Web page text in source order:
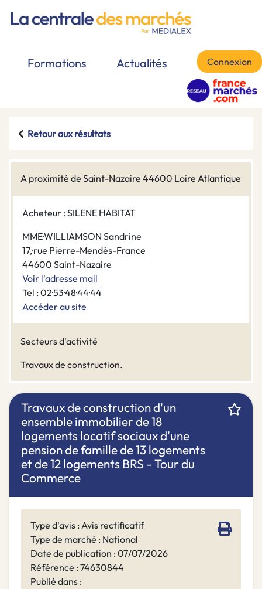
Formations Actualités Connexion
Retour aux résultats
A proximité de Saint-Nazaire 44600 Loire Atlantique
Acheteur : SILENE HABITAT
MME·WILLIAMSON Sandrine
17,·rue Pierre-Mendès-France
44600 Saint-Nazaire
Voir l'adresse mail
Tel : 02·53·48·44·44
Accéder au site
Secteurs d'activité
Travaux de construction.
Travaux de construction d'un
ensemble immobilier de 18
logements locatif sociaux d'une
pension de famille de 13 logements
et de 12 logements BRS - Tour du
Commerce
Type d'avis : Avis rectificatif
Type de marché : National
Date de publication : 07/07/2026
Référence : 74630844
Publié dans :